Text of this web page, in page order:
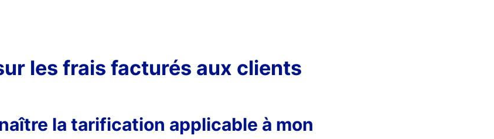
les frais facturés aux clients
la tarification applicable à mon